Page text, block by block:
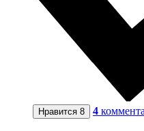
Нравится 8 4